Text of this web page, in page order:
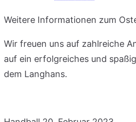
Weitere Informationen zum
Wir freuen uns auf zahlreiche
auf ein erfolgreiches und
dem Langhans.